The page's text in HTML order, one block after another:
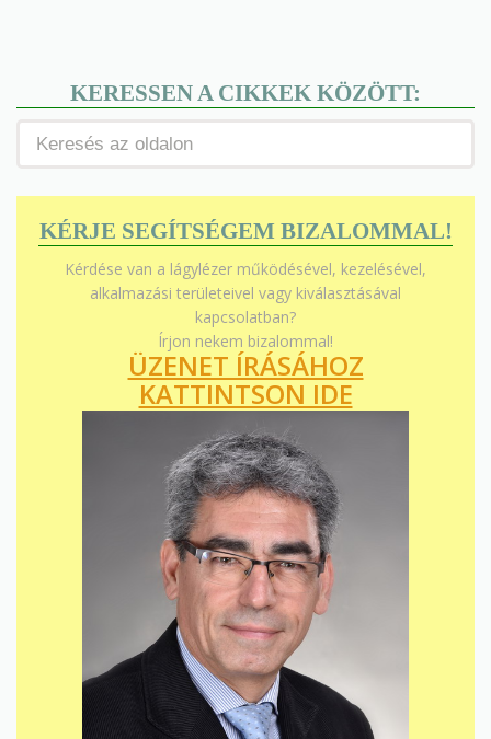
KERESSEN A CIKKEK KÖZÖTT:
KÉRJE SEGÍTSÉGEM BIZALOMMAL!
Kérdése van a lágylézer működésével, kezelésével,
alkalmazási területeivel vagy kiválasztásával
kapcsolatban?
Írjon nekem bizalommal!
ÜZENET ÍRÁSÁHOZ
KATTINTSON IDE